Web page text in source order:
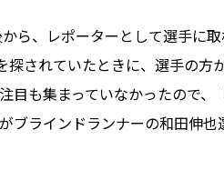
ら、レポーターとして選手に
されていたときに、選手の方
も集まっていなかったので、
ブラインドランナーの和田伸